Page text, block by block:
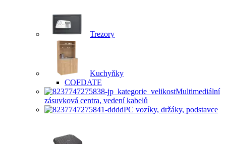
Trezory
Kuchyňky
COFDATE
Multimediální
zásuvková centra, vedení kabelů
PC vozíky, držáky, podstavce